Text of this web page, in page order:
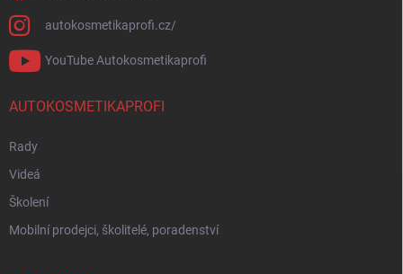
autokosmetikaprofi.cz/
YouTube Autokosmetikaprofi
AUTOKOSMETIKAPROFI
Rady
Videá
Školení
Mobilní prodejci, školitelé, poradenství